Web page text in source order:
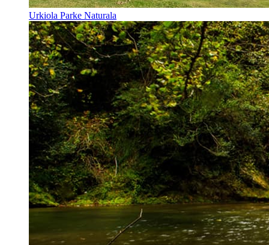
Urkiola Parke Naturala